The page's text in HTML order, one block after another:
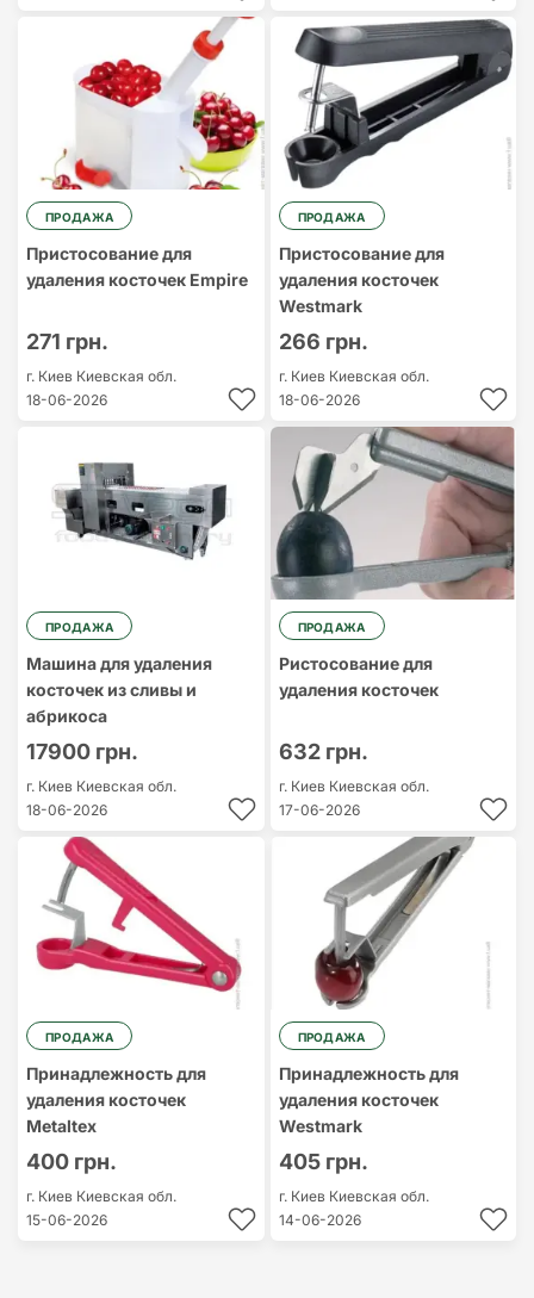
ПРОДАЖА
Пристосование для
удаления косточек Empire
271 грн.
г. Киев Киевская обл.
18-06-2026
ПРОДАЖА
Пристосование для
удаления косточек
Westmark
266 грн.
г. Киев Киевская обл.
18-06-2026
ПРОДАЖА
Машина для удаления
косточек из сливы и
абрикоса
17900 грн.
г. Киев Киевская обл.
18-06-2026
ПРОДАЖА
Ристосование для
удаления косточек
632 грн.
г. Киев Киевская обл.
17-06-2026
ПРОДАЖА
Принадлежность для
удаления косточек
Metaltex
400 грн.
г. Киев Киевская обл.
15-06-2026
ПРОДАЖА
Принадлежность для
удаления косточек
Westmark
405 грн.
г. Киев Киевская обл.
14-06-2026